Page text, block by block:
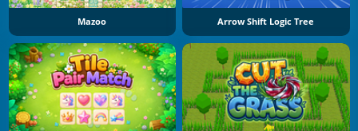
Mazoo Arrow Shift Logic Tree